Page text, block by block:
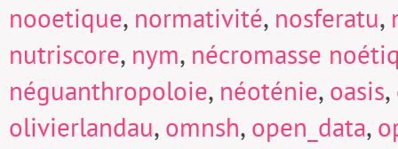
nooetique, normativité, nosferatu,
nutriscore, nym, nécromasse
néguanthropoloie, néoténie, oasis,
olivierlandau, omnsh, open_data,